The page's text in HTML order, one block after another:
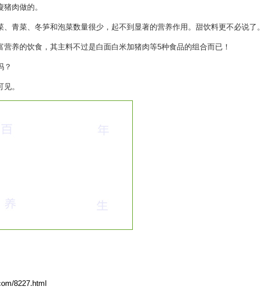
肉做的。
青菜、冬笋和泡菜数量很少，起不到显著的营养作用。甜饮料更不必说了。
养的饮食，其主料不过是白面白米加猪肉等5种食品的组合而已！
？
。
8227.html